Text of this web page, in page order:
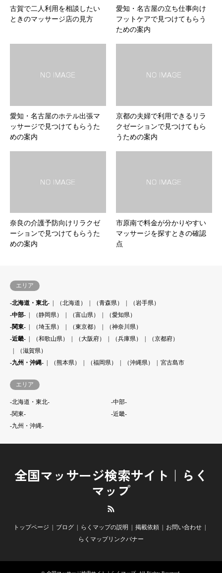
古賀で二人利用を相談したい
ときのマッサージ店の見方
愛知・名古屋の立ち仕事向け
フットケアで見つけてもらう
ための案内
愛知・名古屋のホテル出張マ
ッサージで見つけてもらうた
めの案内
京都の夫婦で利用できるリラ
クゼーションで見つけてもら
うための案内
奈良の介護予防向けリラクゼ
ーションで見つけてもらうた
めの案内
市原南で料金が分かりやすい
マッサージを探すときの確認
点
エリア
-北海道・東北- （北海道） （青森県）
（岩手県）
-中部-
（静岡県） （富山県）
（愛知県）
-関東-
（埼玉県） （東京都）
（神奈川県）
-近畿-
（和歌山県） （大阪府） （兵庫県）
（京都府）
（滋賀県）
-九州・沖縄-
（熊本県） （福岡県） （沖縄県） 宮古島市
エリア
-北海道・東北-
-中部-
-関東-
-近畿-
-九州・沖縄-
全国マッサージ検索サイト｜らく
マップ
トップページ ブログ らくマップの説明 掲載依頼
お問い合わせ
らくマップリンクバナー